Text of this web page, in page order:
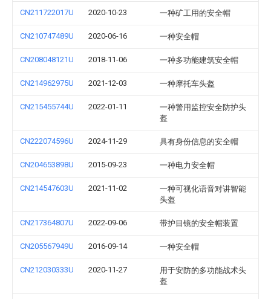
CN211722017U 2020-10-23 一种矿工用的安全帽
CN210747489U 2020-06-16 一种安全帽
CN208048121U 2018-11-06 一种多功能建筑安全帽
CN214962975U 2021-12-03 一种摩托车头盔
CN215455744U 2022-01-11
一种警用监控安全防护头
盔
CN222074596U 2024-11-29 具有身份信息的安全帽
CN204653898U 2015-09-23 一种电力安全帽
CN214547603U 2021-11-02
一种可视化语音对讲智能
头盔
CN217364807U 2022-09-06 带护目镜的安全帽装置
CN205567949U 2016-09-14 一种安全帽
CN212030333U 2020-11-27
用于安防的多功能战术头
盔